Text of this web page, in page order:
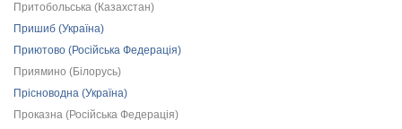
Притобольська (Казахстан)
Пришиб (Україна)
Приютово (Російська Федерація)
Приямино (Білорусь)
Прісноводна (Україна)
Проказна (Російська Федерація)